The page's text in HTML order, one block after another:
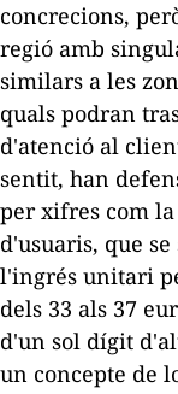
concrecions,
regió amb
similars a les
quals podran
d'atenció al
sentit, han
per xifres com
d'usuaris, que
l'ingrés unitari
dels 33 als 37
d'un sol dígit
un concepte de